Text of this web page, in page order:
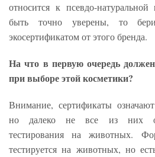
относится к псевдо-
быть точно уверены, то
экосертификатом от этого бренда.
На что в первую очередь
при выборе этой косметики?
Внимание, сертификаты означают
но далеко не все из них
тестирования на животных.
тестируется на животных, но